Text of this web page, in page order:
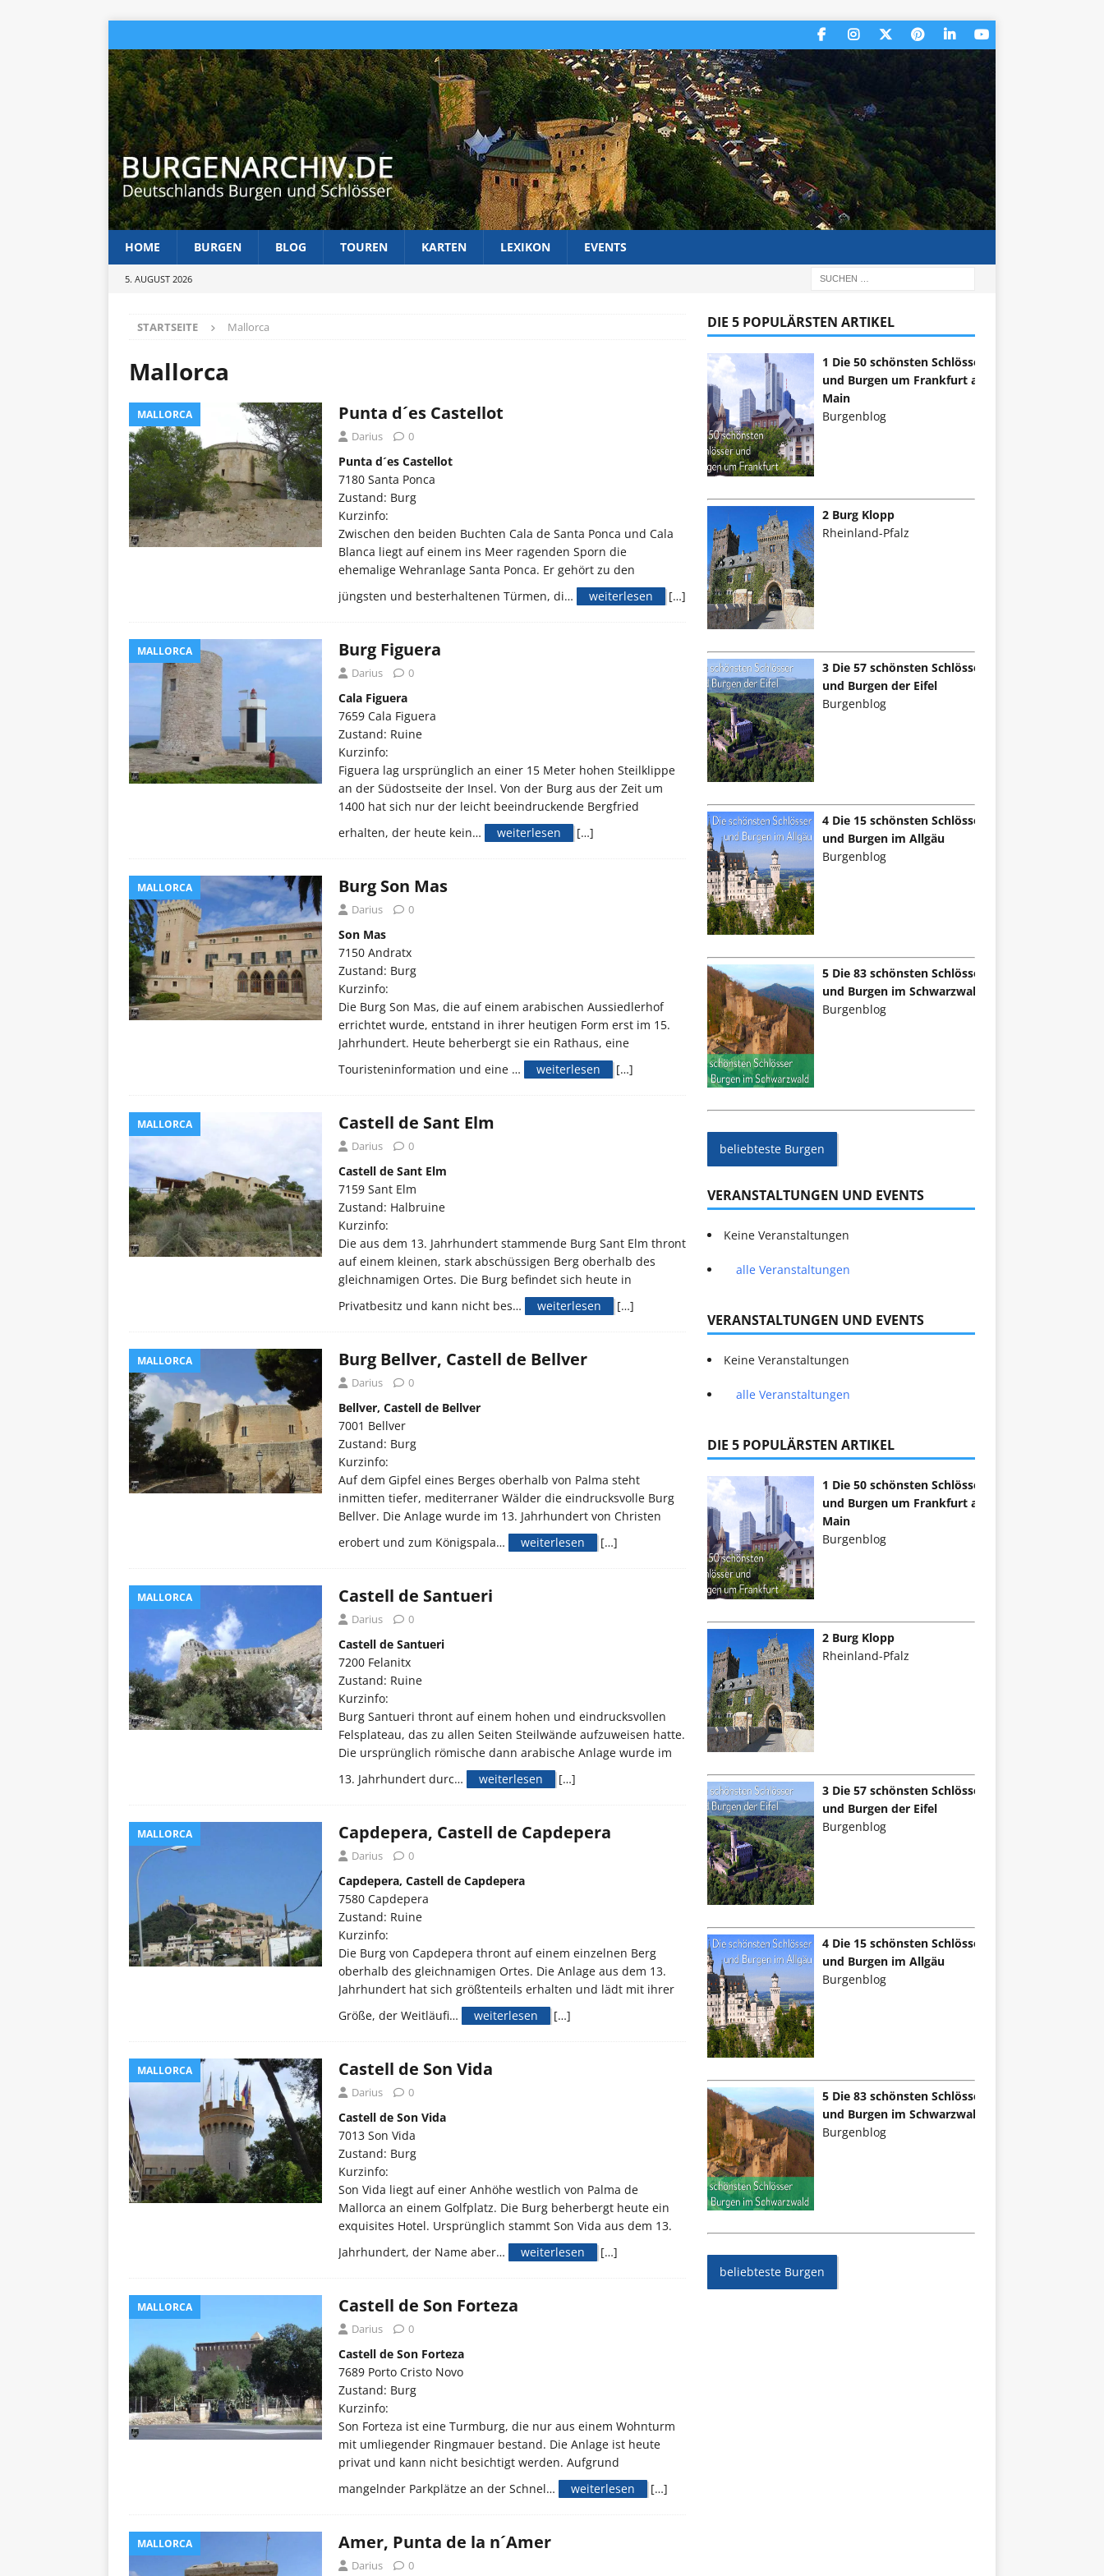
HOME BURGEN BLOG TOUREN KARTEN LEXIKON EVENTS
5. AUGUST 2026
STARTSEITE Mallorca
Mallorca
MALLORCA Punta d´es Castellot
Darius 0
Punta d´es Castellot
7180 Santa Ponca
Zustand: Burg
Kurzinfo:
Zwischen den beiden Buchten Cala de Santa Ponca und Cala
Blanca liegt auf einem ins Meer ragenden Sporn die
ehemalige Wehranlage Santa Ponca. Er gehört zu den
jüngsten und besterhaltenen Türmen, di…
weiterlesen […]
MALLORCA Burg Figuera
Darius 0
Cala Figuera
7659 Cala Figuera
Zustand: Ruine
Kurzinfo:
Figuera lag ursprünglich an einer 15 Meter hohen Steilklippe
an der Südostseite der Insel. Von der Burg aus der Zeit um
1400 hat sich nur der leicht beeindruckende Bergfried
erhalten, der heute kein…
weiterlesen […]
MALLORCA Burg Son Mas
Darius 0
Son Mas
7150 Andratx
Zustand: Burg
Kurzinfo:
Die Burg Son Mas, die auf einem arabischen Aussiedlerhof
errichtet wurde, entstand in ihrer heutigen Form erst im 15.
Jahrhundert. Heute beherbergt sie ein Rathaus, eine
Touristeninformation und eine …
weiterlesen […]
MALLORCA Castell de Sant Elm
Darius 0
Castell de Sant Elm
7159 Sant Elm
Zustand: Halbruine
Kurzinfo:
Die aus dem 13. Jahrhundert stammende Burg Sant Elm thront
auf einem kleinen, stark abschüssigen Berg oberhalb des
gleichnamigen Ortes. Die Burg befindet sich heute in
Privatbesitz und kann nicht bes…
weiterlesen […]
MALLORCA Burg Bellver, Castell de Bellver
Darius 0
Bellver, Castell de Bellver
7001 Bellver
Zustand: Burg
Kurzinfo:
Auf dem Gipfel eines Berges oberhalb von Palma steht
inmitten tiefer, mediterraner Wälder die eindrucksvolle Burg
Bellver. Die Anlage wurde im 13. Jahrhundert von Christen
erobert und zum Königspala…
weiterlesen […]
MALLORCA Castell de Santueri
Darius 0
Castell de Santueri
7200 Felanitx
Zustand: Ruine
Kurzinfo:
Burg Santueri thront auf einem hohen und eindrucksvollen
Felsplateau, das zu allen Seiten Steilwände aufzuweisen hatte.
Die ursprünglich römische dann arabische Anlage wurde im
13. Jahrhundert durc…
weiterlesen […]
MALLORCA Capdepera, Castell de Capdepera
Darius 0
Capdepera, Castell de Capdepera
7580 Capdepera
Zustand: Ruine
Kurzinfo:
Die Burg von Capdepera thront auf einem einzelnen Berg
oberhalb des gleichnamigen Ortes. Die Anlage aus dem 13.
Jahrhundert hat sich größtenteils erhalten und lädt mit ihrer
Größe, der Weitläufi…
weiterlesen […]
MALLORCA Castell de Son Vida
Darius 0
Castell de Son Vida
7013 Son Vida
Zustand: Burg
Kurzinfo:
Son Vida liegt auf einer Anhöhe westlich von Palma de
Mallorca an einem Golfplatz. Die Burg beherbergt heute ein
exquisites Hotel. Ursprünglich stammt Son Vida aus dem 13.
Jahrhundert, der Name aber…
weiterlesen […]
MALLORCA Castell de Son Forteza
Darius 0
Castell de Son Forteza
7689 Porto Cristo Novo
Zustand: Burg
Kurzinfo:
Son Forteza ist eine Turmburg, die nur aus einem Wohnturm
mit umliegender Ringmauer bestand. Die Anlage ist heute
privat und kann nicht besichtigt werden. Aufgrund
mangelnder Parkplätze an der Schnel…
weiterlesen […]
MALLORCA Amer, Punta de la n´Amer
Darius 0
DIE 5 POPULÄRSTEN ARTIKEL
1 Die 50 schönsten Schlösser
und Burgen um Frankfurt am
Main
Burgenblog
2 Burg Klopp
Rheinland-Pfalz
3 Die 57 schönsten Schlösser
und Burgen der Eifel
Burgenblog
4 Die 15 schönsten Schlösser
und Burgen im Allgäu
Burgenblog
5 Die 83 schönsten Schlösser
und Burgen im Schwarzwald
Burgenblog
beliebteste Burgen
VERANSTALTUNGEN UND EVENTS
Keine Veranstaltungen
alle Veranstaltungen
VERANSTALTUNGEN UND EVENTS
Keine Veranstaltungen
alle Veranstaltungen
DIE 5 POPULÄRSTEN ARTIKEL
1 Die 50 schönsten Schlösser
und Burgen um Frankfurt am
Main
Burgenblog
2 Burg Klopp
Rheinland-Pfalz
3 Die 57 schönsten Schlösser
und Burgen der Eifel
Burgenblog
4 Die 15 schönsten Schlösser
und Burgen im Allgäu
Burgenblog
5 Die 83 schönsten Schlösser
und Burgen im Schwarzwald
Burgenblog
beliebteste Burgen